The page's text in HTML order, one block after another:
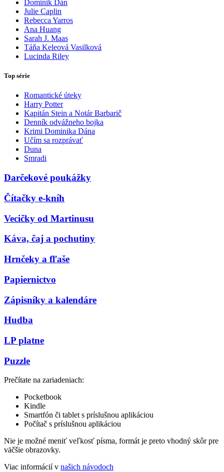
Dominik Dán
Julie Caplin
Rebecca Yarros
Ana Huang
Sarah J. Maas
Táňa Keleová Vasilková
Lucinda Riley
Top série
Romantické úteky
Harry Potter
Kapitán Stein a Notár Barbarič
Denník odvážneho bojka
Krimi Dominika Dána
Učím sa rozprávať
Duna
Smradi
Darčekové poukážky
Čítačky e-kníh
Vecičky od Martinusu
Káva, čaj a pochutiny
Hrnčeky a fľaše
Papiernictvo
Zápisníky a kalendáre
Hudba
LP platne
Puzzle
Prečítate na zariadeniach:
Pocketbook
Kindle
Smartfón či tablet s príslušnou aplikáciou
Počítač s príslušnou aplikáciou
Nie je možné meniť veľkosť písma, formát je preto vhodný skôr pre
väčšie obrazovky.
Viac informácií v našich návodoch